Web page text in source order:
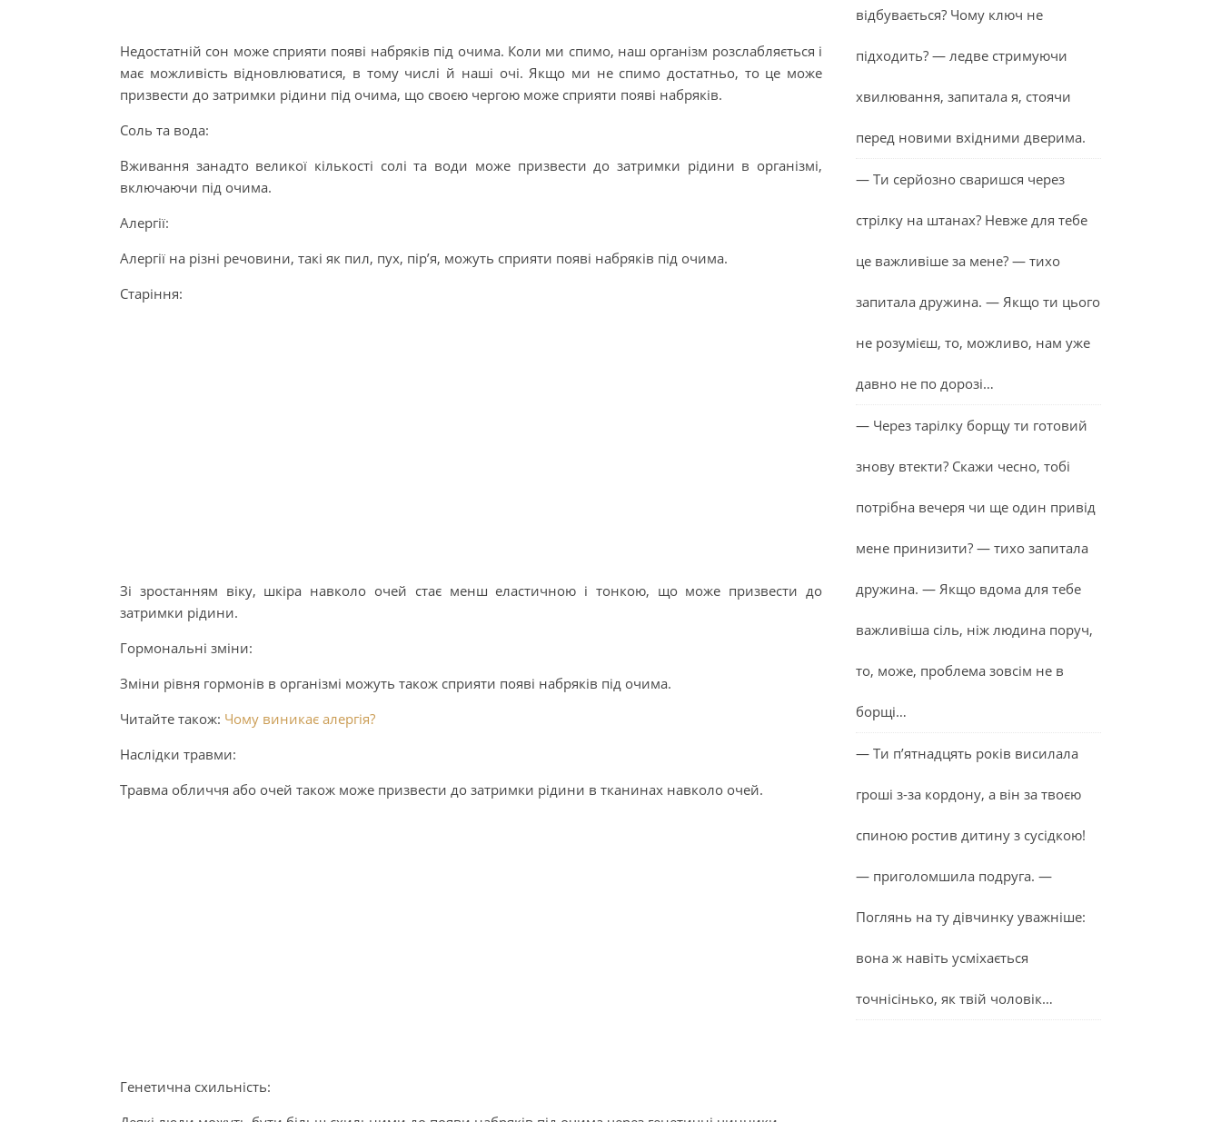
Недостатній сон може сприяти появі набряків під очима. Коли ми спимо, наш організм розслабляється і
має можливість відновлюватися, в тому числі й наші очі. Якщо ми не спимо достатньо, то це може
призвести до затримки рідини під очима, що своєю чергою може сприяти появі набряків.
Соль та вода:
Вживання занадто великої кількості солі та води може призвести до затримки рідини в організмі,
включаючи під очима.
Алергії:
Алергії на різні речовини, такі як пил, пух, пір’я, можуть сприяти появі набряків під очима.
Старіння:
Зі зростанням віку, шкіра навколо очей стає менш еластичною і тонкою, що може призвести до
затримки рідини.
Гормональні зміни:
Зміни рівня гормонів в організмі можуть також сприяти появі набряків під очима.
Читайте також: Чому виникає алергія?
Наслідки травми:
Травма обличчя або очей також може призвести до затримки рідини в тканинах навколо очей.
Генетична схильність:
відбувається? Чому ключ не
підходить? — ледве стримуючи
хвилювання, запитала я, стоячи
перед новими вхідними дверима.
— Ти серйозно сваришся через
стрілку на штанах? Невже для тебе
це важливіше за мене? — тихо
запитала дружина. — Якщо ти цього
не розумієш, то, можливо, нам уже
давно не по дорозі…
— Через тарілку борщу ти готовий
знову втекти? Скажи чесно, тобі
потрібна вечеря чи ще один привід
мене принизити? — тихо запитала
дружина. — Якщо вдома для тебе
важливіша сіль, ніж людина поруч,
то, може, проблема зовсім не в
борщі…
— Ти п’ятнадцять років висилала
гроші з-за кордону, а він за твоєю
спиною ростив дитину з сусідкою!
— приголомшила подруга. —
Поглянь на ту дівчинку уважніше:
вона ж навіть усміхається
точнісінько, як твій чоловік…